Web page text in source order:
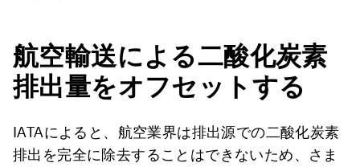
航空輸送による二酸化炭素
排出量をオフセットする
IATAによると、航空業界は排出源での二酸化炭素
排出を完全に除去することはできないため、さま